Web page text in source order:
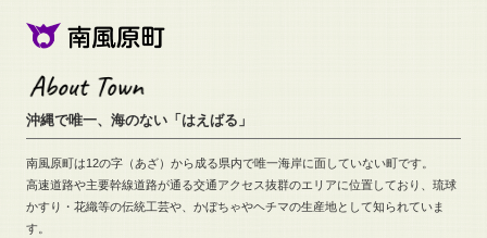
沖縄で唯一、海のない「はえばる」
南風原町は12の字（あざ）から成る県内で唯一海岸に面していない町です。
高速道路や主要幹線道路が通る交通アクセス抜群のエリアに位置しており、 琉球
かすり・花織等の伝統工芸や、 かぼちゃやヘチマの生産地として知られていま
す。